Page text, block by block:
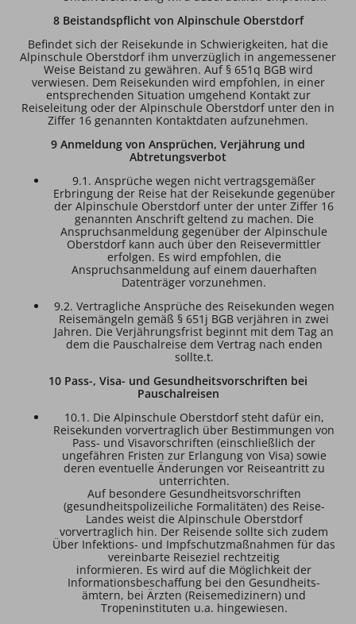
8 Beistandspflicht von Alpinschule Oberstdorf
Befindet sich der Reisekunde in Schwierigkeiten, hat die
Alpinschule Oberstdorf ihm unverzüglich in angemessener
Weise Beistand zu gewähren. Auf § 651q BGB wird
verwiesen. Dem Reisekunden wird empfohlen, in einer
entsprechenden Situation umgehend Kontakt zur
Reiseleitung oder der Alpinschule Oberstdorf unter den in
Ziffer 16 genannten Kontaktdaten aufzunehmen.
9 Anmeldung von Ansprüchen, Verjährung und
Abtretungsverbot
9.1. Ansprüche wegen nicht vertragsgemäßer
Erbringung der Reise hat der Reisekunde gegenüber
der Alpinschule Oberstdorf unter der unter Ziffer 16
genannten Anschrift geltend zu machen. Die
Anspruchsanmeldung gegenüber der Alpinschule
Oberstdorf kann auch über den Reisevermittler
erfolgen. Es wird empfohlen, die
Anspruchsanmeldung auf einem dauerhaften
Datenträger vorzunehmen.
9.2. Vertragliche Ansprüche des Reisekunden wegen
Reisemängeln gemäß § 651j BGB verjähren in zwei
Jahren. Die Verjährungsfrist beginnt mit dem Tag an
dem die Pauschalreise dem Vertrag nach enden
sollte.t.
10 Pass-, Visa- und Gesundheitsvorschriften bei
Pauschalreisen
10.1. Die Alpinschule Oberstdorf steht dafür ein,
Reisekunden vorvertraglich über Bestimmungen von
Pass- und Visavorschriften (einschließlich der
ungefähren Fristen zur Erlangung von Visa) sowie
deren eventuelle Änderungen vor Reiseantritt zu
unterrichten.
Auf besondere Gesundheitsvorschriften
(gesundheitspolizeiliche Formalitäten) des Reise-
Landes weist die Alpinschule Oberstdorf
vorvertraglich hin. Der Reisende sollte sich zudem
Über Infektions- und Impfschutzmaßnahmen für das
vereinbarte Reiseziel rechtzeitig
informieren. Es wird auf die Möglichkeit der
Informationsbeschaffung bei den Gesundheits-
ämtern, bei Ärzten (Reisemedizinern) und
Tropeninstituten u.a. hingewiesen.